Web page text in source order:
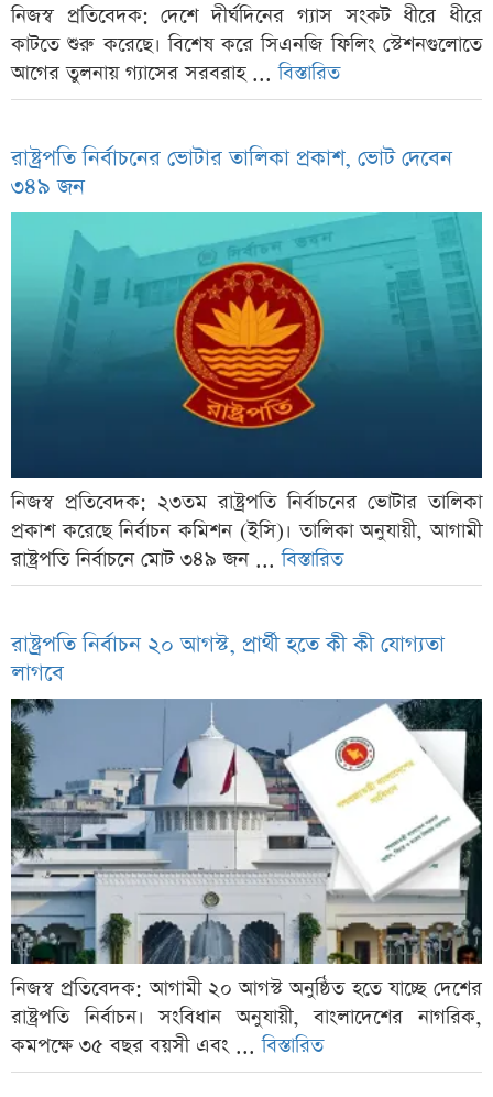
নিজস্ব প্রতিবেদক: দেশে দীর্ঘদিনের গ্যাস সংকট ধীরে ধীরে
কাটতে শুরু করেছে। বিশেষ করে সিএনজি ফিলিং স্টেশনগুলোতে
আগের তুলনায় গ্যাসের সরবরাহ ...বিস্তারিত
রাষ্ট্রপতি নির্বাচনের ভোটার তালিকা প্রকাশ, ভোট দেবেন
৩৪৯ জন
নিজস্ব প্রতিবেদক: ২৩তম রাষ্ট্রপতি নির্বাচনের ভোটার তালিকা
প্রকাশ করেছে নির্বাচন কমিশন (ইসি)। তালিকা অনুযায়ী, আগামী
রাষ্ট্রপতি নির্বাচনে মোট ৩৪৯ জন ...বিস্তারিত
রাষ্ট্রপতি নির্বাচন ২০ আগস্ট, প্রার্থী হতে কী কী যোগ্যতা
লাগবে
নিজস্ব প্রতিবেদক: আগামী ২০ আগস্ট অনুষ্ঠিত হতে যাচ্ছে দেশের
রাষ্ট্রপতি নির্বাচন। সংবিধান অনুযায়ী, বাংলাদেশের নাগরিক,
কমপক্ষে ৩৫ বছর বয়সী এবং ...বিস্তারিত